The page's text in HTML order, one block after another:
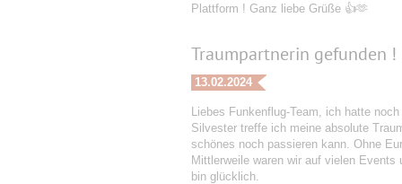
Plattform ! Ganz liebe Grüße 👍🫶
Traumpartnerin gefunden !
13.02.2024
Liebes Funkenflug-Team, ich hatte
Silvester treffe ich meine absolute
schönes noch passieren kann. Ohne
Mittlerweile waren wir auf vielen
bin glücklich.